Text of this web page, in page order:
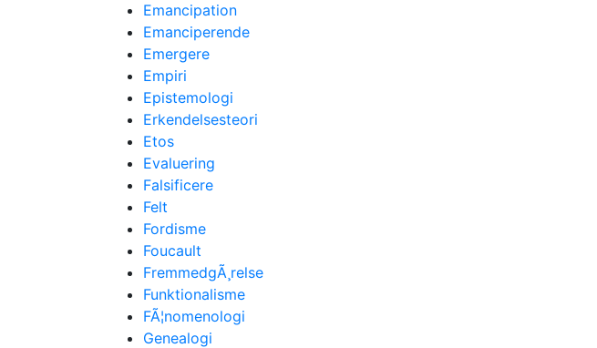
Emancipation
Emanciperende
Emergere
Empiri
Epistemologi
Erkendelsesteori
Etos
Evaluering
Falsificere
Felt
Fordisme
Foucault
FremmedgÃ¸relse
Funktionalisme
FÃ¦nomenologi
Genealogi